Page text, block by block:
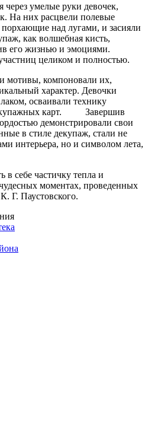
умелые руки девочек,
На них расцвели полевые
порхающие над лугами, и засияли
как волшебная кисть,
его жизнью и эмоциями.
целиком и полностью.
мотивы, компоновали их,
характер. Девочки
осваивали технику
карт. Завершив
демонстрировали свои
в стиле декупаж, стали не
интерьера, но и символом лета,
в себе частичку тепла и
моментах, проведенных
Г. Паустовского.